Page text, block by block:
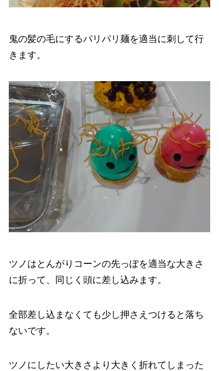
鬼の髪の毛にするパリパリ麺を適当に刺して行
きます。
ツノはとんがりコーンの先っぽを適当な大きさ
に折って、同じく頭に差し込みます。
全部差し込まなくても少し押さえつけると落ち
ないです。
ツノにしたい大きさより大きく折れてしまった